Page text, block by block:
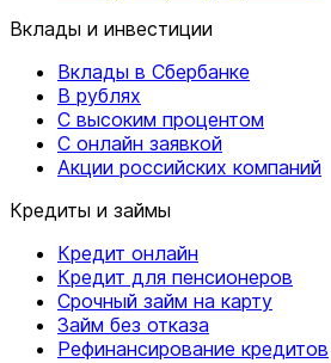
Вклады и инвестиции
Вклады в Сбербанке
В рублях
С высоким процентом
С онлайн заявкой
Акции российских компаний
Кредиты и займы
Кредит онлайн
Кредит для пенсионеров
Срочный займ на карту
Займ без отказа
Рефинансирование кредитов